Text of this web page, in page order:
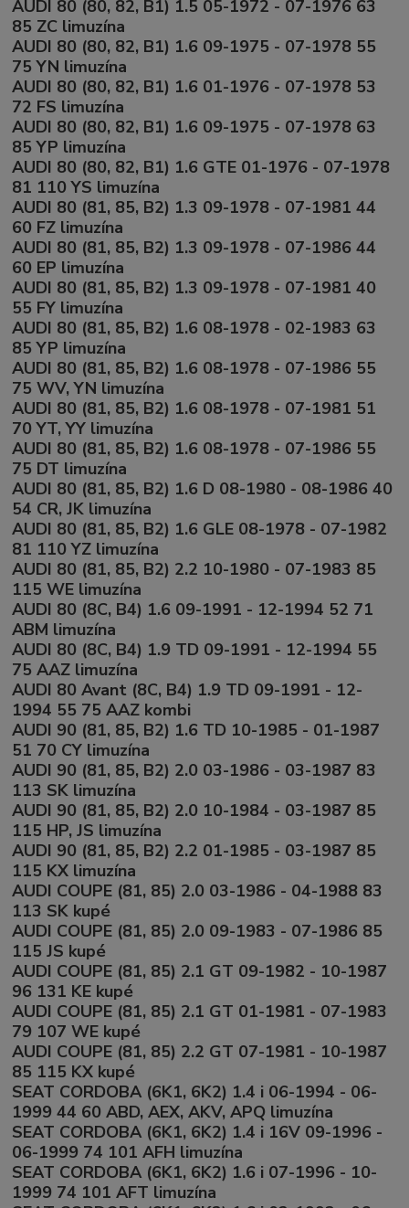
AUDI 80 (80, 82, B1) 1.5 05-1972 - 07-1976 63
85 ZC limuzína
AUDI 80 (80, 82, B1) 1.6 09-1975 - 07-1978 55
75 YN limuzína
AUDI 80 (80, 82, B1) 1.6 01-1976 - 07-1978 53
72 FS limuzína
AUDI 80 (80, 82, B1) 1.6 09-1975 - 07-1978 63
85 YP limuzína
AUDI 80 (80, 82, B1) 1.6 GTE 01-1976 - 07-1978
81 110 YS limuzína
AUDI 80 (81, 85, B2) 1.3 09-1978 - 07-1981 44
60 FZ limuzína
AUDI 80 (81, 85, B2) 1.3 09-1978 - 07-1986 44
60 EP limuzína
AUDI 80 (81, 85, B2) 1.3 09-1978 - 07-1981 40
55 FY limuzína
AUDI 80 (81, 85, B2) 1.6 08-1978 - 02-1983 63
85 YP limuzína
AUDI 80 (81, 85, B2) 1.6 08-1978 - 07-1986 55
75 WV, YN limuzína
AUDI 80 (81, 85, B2) 1.6 08-1978 - 07-1981 51
70 YT, YY limuzína
AUDI 80 (81, 85, B2) 1.6 08-1978 - 07-1986 55
75 DT limuzína
AUDI 80 (81, 85, B2) 1.6 D 08-1980 - 08-1986 40
54 CR, JK limuzína
AUDI 80 (81, 85, B2) 1.6 GLE 08-1978 - 07-1982
81 110 YZ limuzína
AUDI 80 (81, 85, B2) 2.2 10-1980 - 07-1983 85
115 WE limuzína
AUDI 80 (8C, B4) 1.6 09-1991 - 12-1994 52 71
ABM limuzína
AUDI 80 (8C, B4) 1.9 TD 09-1991 - 12-1994 55
75 AAZ limuzína
AUDI 80 Avant (8C, B4) 1.9 TD 09-1991 - 12-
1994 55 75 AAZ kombi
AUDI 90 (81, 85, B2) 1.6 TD 10-1985 - 01-1987
51 70 CY limuzína
AUDI 90 (81, 85, B2) 2.0 03-1986 - 03-1987 83
113 SK limuzína
AUDI 90 (81, 85, B2) 2.0 10-1984 - 03-1987 85
115 HP, JS limuzína
AUDI 90 (81, 85, B2) 2.2 01-1985 - 03-1987 85
115 KX limuzína
AUDI COUPE (81, 85) 2.0 03-1986 - 04-1988 83
113 SK kupé
AUDI COUPE (81, 85) 2.0 09-1983 - 07-1986 85
115 JS kupé
AUDI COUPE (81, 85) 2.1 GT 09-1982 - 10-1987
96 131 KE kupé
AUDI COUPE (81, 85) 2.1 GT 01-1981 - 07-1983
79 107 WE kupé
AUDI COUPE (81, 85) 2.2 GT 07-1981 - 10-1987
85 115 KX kupé
SEAT CORDOBA (6K1, 6K2) 1.4 i 06-1994 - 06-
1999 44 60 ABD, AEX, AKV, APQ limuzína
SEAT CORDOBA (6K1, 6K2) 1.4 i 16V 09-1996 -
06-1999 74 101 AFH limuzína
SEAT CORDOBA (6K1, 6K2) 1.6 i 07-1996 - 10-
1999 74 101 AFT limuzína